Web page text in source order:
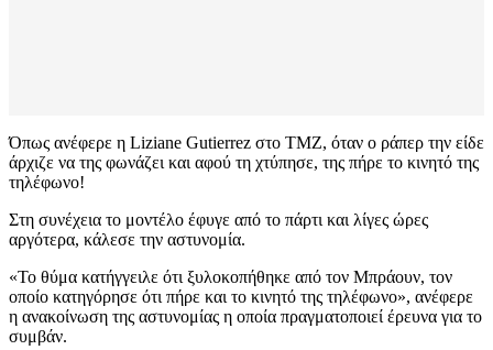
Όπως ανέφερε η Liziane Gutierrez στο TMZ, όταν ο ράπερ την είδε
άρχιζε να της φωνάζει και αφού τη χτύπησε, της πήρε το κινητό της
τηλέφωνο!
Στη συνέχεια το μοντέλο έφυγε από το πάρτι και λίγες ώρες
αργότερα, κάλεσε την αστυνομία.
«Το θύμα κατήγγειλε ότι ξυλοκοπήθηκε από τον Μπράουν, τον
οποίο κατηγόρησε ότι πήρε και το κινητό της τηλέφωνο», ανέφερε
η ανακοίνωση της αστυνομίας η οποία πραγματοποιεί έρευνα για το
συμβάν.